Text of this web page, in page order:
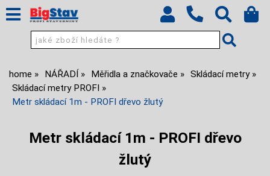
home NÁŘADÍ Měřidla a značkovače
Skládací metry
Skládací metry PROFI
Metr skládací 1m - PROFI dřevo žlutý
Metr skládací 1m - PROFI dřevo
žlutý